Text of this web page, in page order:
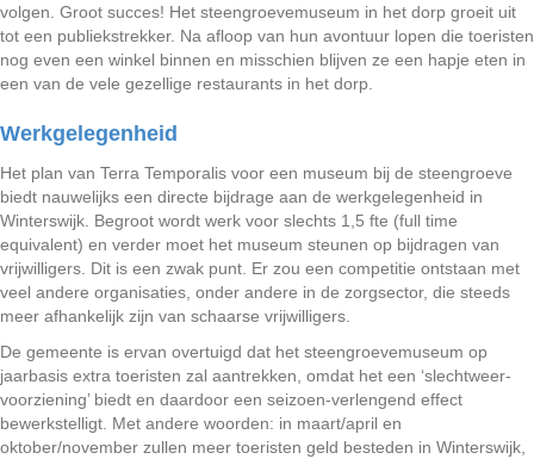
volgen. Groot succes! Het steengroevemuseum in het dorp groeit uit
tot een publiekstrekker. Na afloop van hun avontuur lopen die toeristen
nog even een winkel binnen en misschien blijven ze een hapje eten in
een van de vele gezellige restaurants in het dorp.
Werkgelegenheid
Het plan van Terra Temporalis voor een museum bij de steengroeve
biedt nauwelijks een directe bijdrage aan de werkgelegenheid in
Winterswijk. Begroot wordt werk voor slechts 1,5 fte (full time
equivalent) en verder moet het museum steunen op bijdragen van
vrijwilligers. Dit is een zwak punt. Er zou een competitie ontstaan met
veel andere organisaties, onder andere in de zorgsector, die steeds
meer afhankelijk zijn van schaarse vrijwilligers.
De gemeente is ervan overtuigd dat het steengroevemuseum op
jaarbasis extra toeristen zal aantrekken, omdat het een ‘slechtweer-
voorziening’ biedt en daardoor een seizoen-verlengend effect
bewerkstelligt. Met andere woorden: in maart/april en
oktober/november zullen meer toeristen geld besteden in Winterswijk,